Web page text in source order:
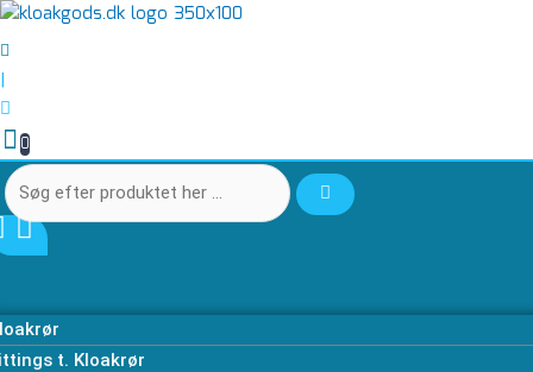
Gå
til
indholdet
|
0
Søg
efter
her
…
t. Kloakrør
Søg
efter
her
…
Bundfældningstank
nedsivningsanlæg
antal
Fuldtank
m/batteri
backup